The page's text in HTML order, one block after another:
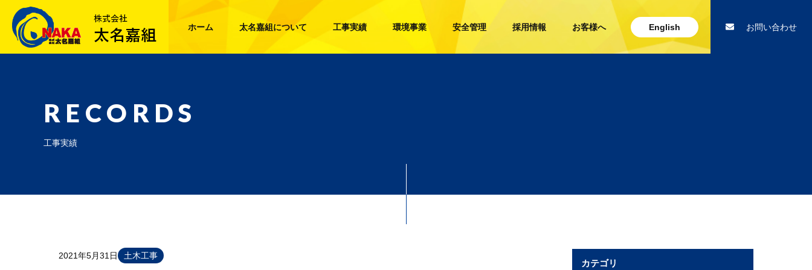
ホーム 太名嘉組について 工事実績 環境事業 安全管理 採用情報 お客様へ English お問い合わせ
RECORDS
工事実績
2021年5月31日 土木工事
カテゴリ